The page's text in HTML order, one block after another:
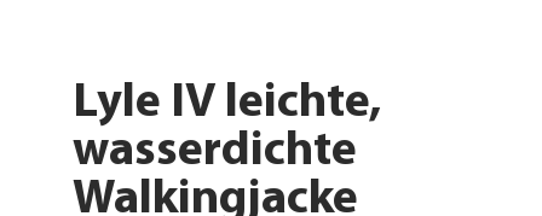
Lyle IV leichte,
wasserdichte
Walkingjacke